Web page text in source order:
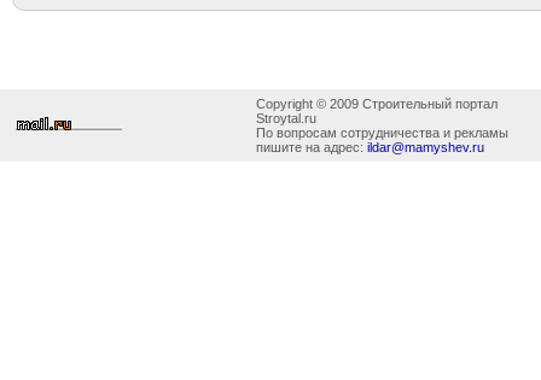
Copyright © 2009 Строительный портал
Stroytal.ru
По вопросам сотрудничества и рекламы
пишите на адрес: ildar@mamyshev.ru